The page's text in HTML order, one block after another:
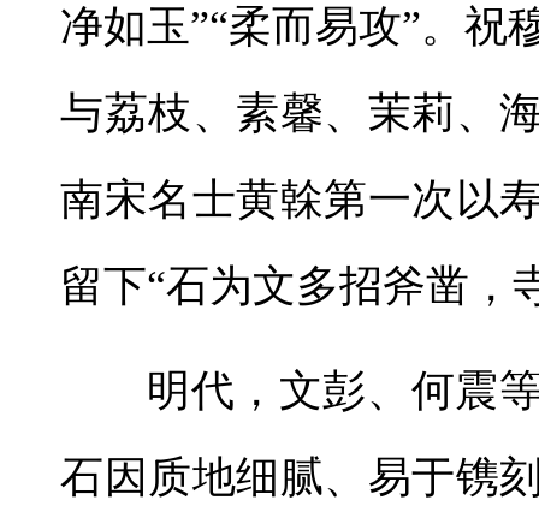
净如玉”“柔而易攻”。祝
与荔枝、素馨、茉莉、
南宋名士黄榦第一次以
留下“石为文多招斧凿，
明代，文彭、何震
石因质地细腻、易于镌